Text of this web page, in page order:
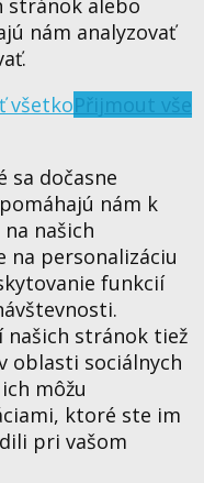
stránok alebo
nám analyzovať
všetkoPřijmout vše
sa dočasne
nám k
našich
na personalizáciu
funkcií
našich stránok tiež
oblasti sociálnych
môžu
ktoré ste im
pri vašom